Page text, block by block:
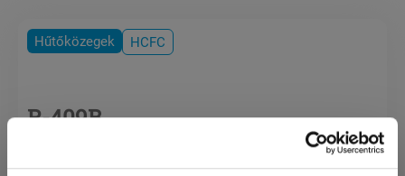
Hűtőközegek HCFC
R-409B
Az R-409B egy olyan